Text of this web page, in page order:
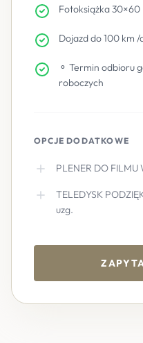
Fotoksiążka 30×60
Dojazd do 100 km
⚬ Termin odbioru
roboczych
OPCJE DODATKOWE
PLENER DO FILMU
TELEDYSK
uzg.